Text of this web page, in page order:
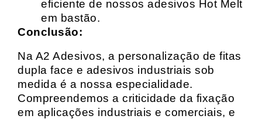
eficiente de nossos adesivos Hot Melt
em bastão.
Conclusão:
Na A2 Adesivos, a personalização de fitas
dupla face e adesivos industriais sob
medida é a nossa especialidade.
Compreendemos a criticidade da fixação
em aplicações industriais e comerciais, e